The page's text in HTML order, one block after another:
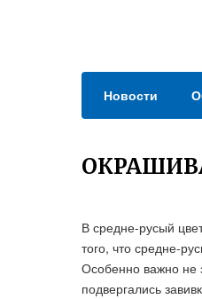
Новости
В средне-русый
того, что средне-
Особенно важно не
подвергались